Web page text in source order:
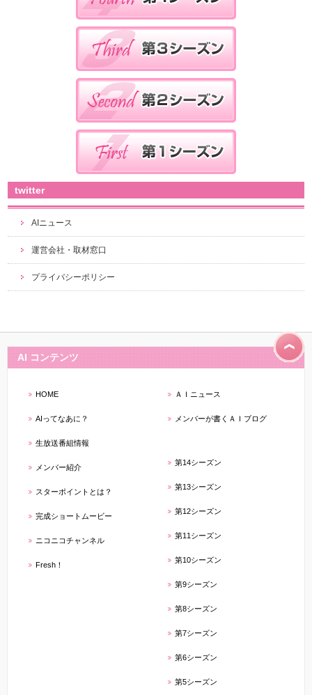
twitter
AIニュース
運営会社・取材窓口
プライバシーポリシー
AI コンテンツ
HOME
AIってなあに？
生放送番組情報
メンバー紹介
スターポイントとは？
完成ショートムービー
ニコニコチャンネル
Fresh！
ＡＩニュース
メンバーが書くＡＩブログ
第14シーズン
第13シーズン
第12シーズン
第11シーズン
第10シーズン
第9シーズン
第8シーズン
第7シーズン
第6シーズン
第5シーズン